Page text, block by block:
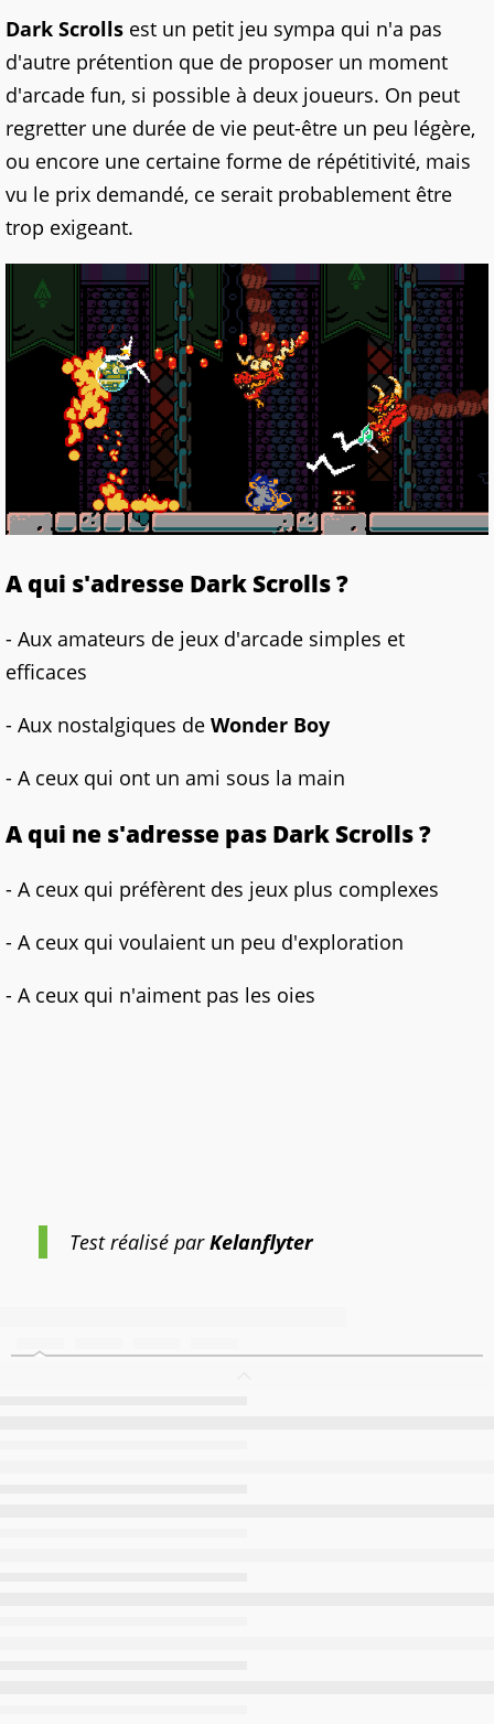
Dark Scrolls est un petit jeu sympa qui n'a pas
d'autre prétention que de proposer un moment
d'arcade fun, si possible à deux joueurs. On peut
regretter une durée de vie peut-être un peu légère,
ou encore une certaine forme de répétitivité, mais
vu le prix demandé, ce serait probablement être
trop exigeant.
A qui s'adresse Dark Scrolls ?
- Aux amateurs de jeux d'arcade simples et
efficaces
- Aux nostalgiques de Wonder Boy
- A ceux qui ont un ami sous la main
A qui ne s'adresse pas Dark Scrolls?
- A ceux qui préfèrent des jeux plus complexes
- A ceux qui voulaient un peu d'exploration
- A ceux qui n'aiment pas les oies
Test réalisé parKelanflyter